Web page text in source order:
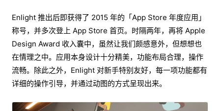
Enlight 推出后即获得了 2015 年的「App Store 年度应用」
称号，并多次登上 App Store 首页。时隔两年，再将 Apple
Design Award 收入囊中，虽然让我们颇感意外，但想想也
在情理之中。应用本身设计十分精美，功能布局合理，操作
流畅。除此之外，Enlight 对新手特别友好，每一项功能都有
详细的操作引导，并通过动图的方式呈现出来。